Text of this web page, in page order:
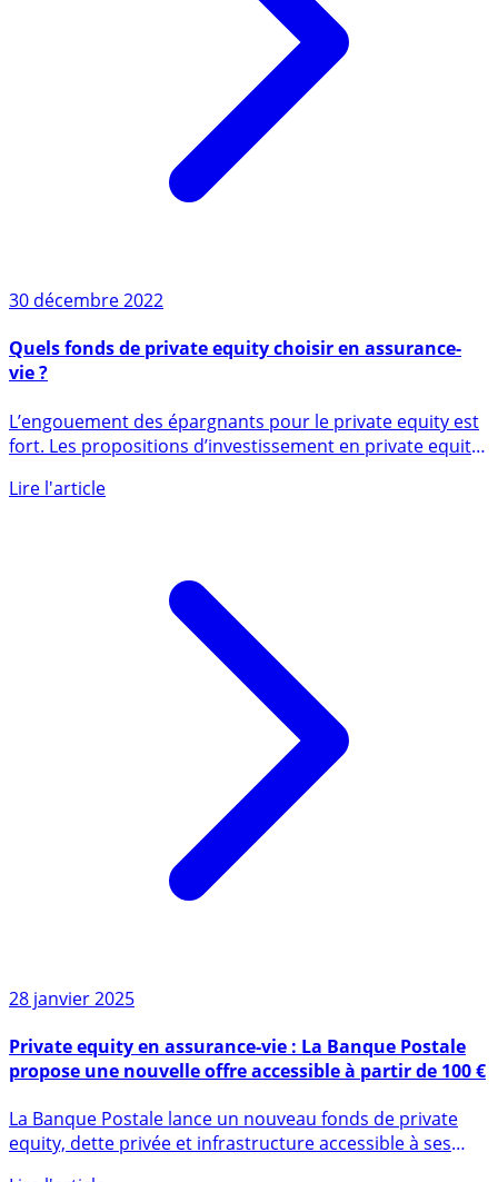
30 décembre 2022
vie ?
L’engouement des épargnants pour le private equity est
fort. Les propositions d’investissement en private equity
28 janvier 2025
propose une nouvelle offre accessible à partir de 100 €